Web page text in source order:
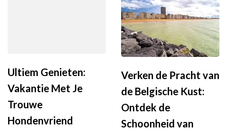
Ultiem Genieten:
Vakantie Met Je
Trouwe
Hondenvriend
Verken de Pracht van
de Belgische Kust:
Ontdek de
Schoonheid van